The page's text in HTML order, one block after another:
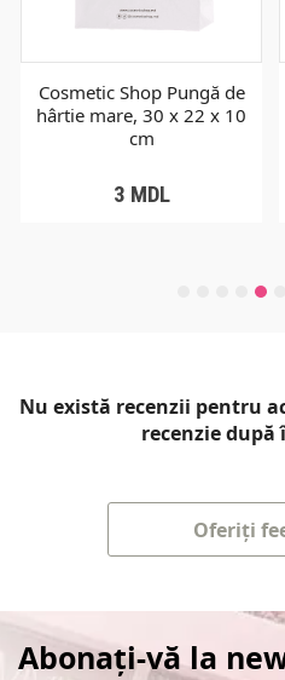
Cosmetic Shop Pungă de
hârtie mare, 30 x 22 x 10
cm
3 MDL
Nu există recenzii pentru
recenzie
Oferiți
Abonați-vă la